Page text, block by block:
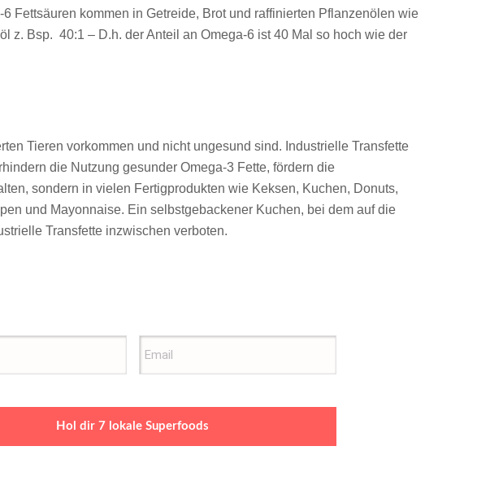
Fettsäuren kommen in Getreide, Brot und raffinierten Pflanzenölen wie
z. Bsp. 40:1 – D.h. der Anteil an Omega-6 ist 40 Mal so hoch wie der
Tieren vorkommen und nicht ungesund sind. Industrielle Transfette
die Nutzung gesunder Omega-3 Fette, fördern die
sondern in vielen Fertigprodukten wie Keksen, Kuchen, Donuts,
und Mayonnaise. Ein selbstgebackener Kuchen, bei dem auf die
Transfette inzwischen verboten.
Hol dir 7 lokale Superfoods